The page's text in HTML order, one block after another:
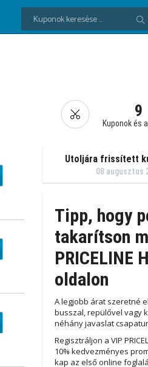
9
Kuponok és
Utoljára frissített
08 augusztus
Tipp, hogy
takarítson
PRICELINE
oldalon
A legjobb árat szeretné
busszal, repülővel vagy
néhány javaslat
Regisztráljon a VIP
10% kedvezményes
kap az első online